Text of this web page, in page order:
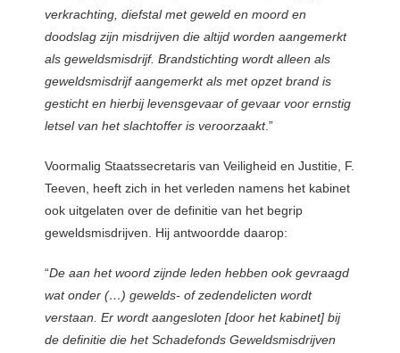
verkrachting, diefstal met geweld en moord en
doodslag zijn misdrijven die altijd worden aangemerkt
als geweldsmisdrijf. Brandstichting wordt alleen als
geweldsmisdrijf aangemerkt als met opzet brand is
gesticht en hierbij levensgevaar of gevaar voor ernstig
letsel van het slachtoffer is veroorzaakt.”
Voormalig Staatssecretaris van Veiligheid en Justitie, F.
Teeven, heeft zich in het verleden namens het kabinet
ook uitgelaten over de definitie van het begrip
geweldsmisdrijven. Hij antwoordde daarop:
“De aan het woord zijnde leden hebben ook gevraagd
wat onder (…) gewelds- of zedendelicten wordt
verstaan. Er wordt aangesloten [door het kabinet] bij
de definitie die het Schadefonds Geweldsmisdrijven